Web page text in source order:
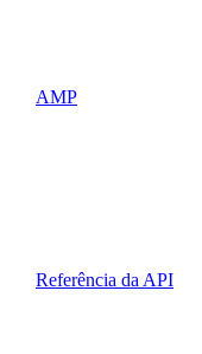
AMP
Referência da API